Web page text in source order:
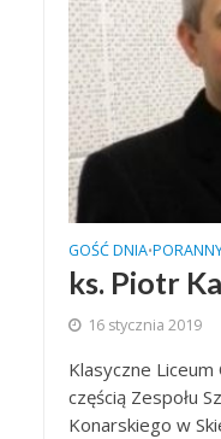
GOŚĆ DNIA•
ks. Piotr
16 stycznia 2019
Klasyczne Liceum
częścią Zespołu
Konarskiego w